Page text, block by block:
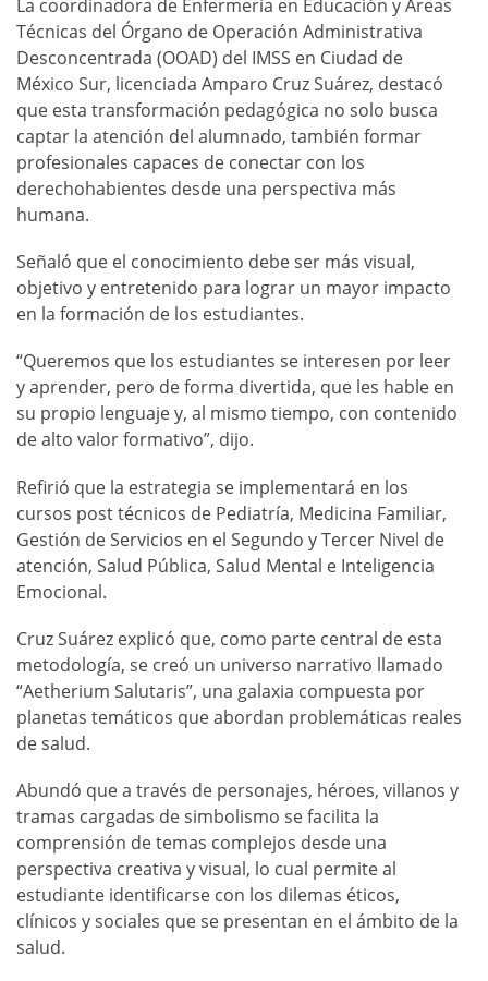
La coordinadora de Enfermería en Educación y Áreas
Técnicas del Órgano de Operación Administrativa
Desconcentrada (OOAD) del IMSS en Ciudad de
México Sur, licenciada Amparo Cruz Suárez, destacó
que esta transformación pedagógica no solo busca
captar la atención del alumnado, también formar
profesionales capaces de conectar con los
derechohabientes desde una perspectiva más
humana.
Señaló que el conocimiento debe ser más visual,
objetivo y entretenido para lograr un mayor impacto
en la formación de los estudiantes.
“Queremos que los estudiantes se interesen por leer
y aprender, pero de forma divertida, que les hable en
su propio lenguaje y, al mismo tiempo, con contenido
de alto valor formativo”, dijo.
Refirió que la estrategia se implementará en los
cursos post técnicos de Pediatría, Medicina Familiar,
Gestión de Servicios en el Segundo y Tercer Nivel de
atención, Salud Pública, Salud Mental e Inteligencia
Emocional.
Cruz Suárez explicó que, como parte central de esta
metodología, se creó un universo narrativo llamado
“Aetherium Salutaris”, una galaxia compuesta por
planetas temáticos que abordan problemáticas reales
de salud.
Abundó que a través de personajes, héroes, villanos y
tramas cargadas de simbolismo se facilita la
comprensión de temas complejos desde una
perspectiva creativa y visual, lo cual permite al
estudiante identificarse con los dilemas éticos,
clínicos y sociales que se presentan en el ámbito de la
salud.